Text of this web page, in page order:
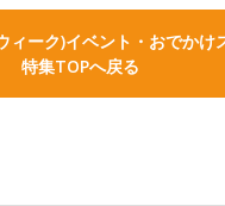
ィーク)イベント・おでかけ
特集TOPへ戻る